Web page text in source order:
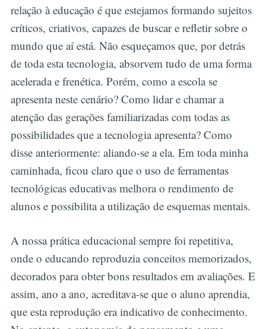
relação à educação é que estejamos formando sujeitos
críticos, criativos, capazes de buscar e refletir sobre o
mundo que aí está. Não esqueçamos que, por detrás
de toda esta tecnologia, absorvem tudo de uma forma
acelerada e frenética. Porém, como a escola se
apresenta neste cenário? Como lidar e chamar a
atenção das gerações familiarizadas com todas as
possibilidades que a tecnologia apresenta? Como
disse anteriormente: aliando-se a ela. Em toda minha
caminhada, ficou claro que o uso de ferramentas
tecnológicas educativas melhora o rendimento de
alunos e possibilita a utilização de esquemas mentais.
A nossa prática educacional sempre foi repetitiva,
onde o educando reproduzia conceitos memorizados,
decorados para obter bons resultados em avaliações. E
assim, ano a ano, acreditava-se que o aluno aprendia,
que esta reprodução era indicativo de conhecimento.